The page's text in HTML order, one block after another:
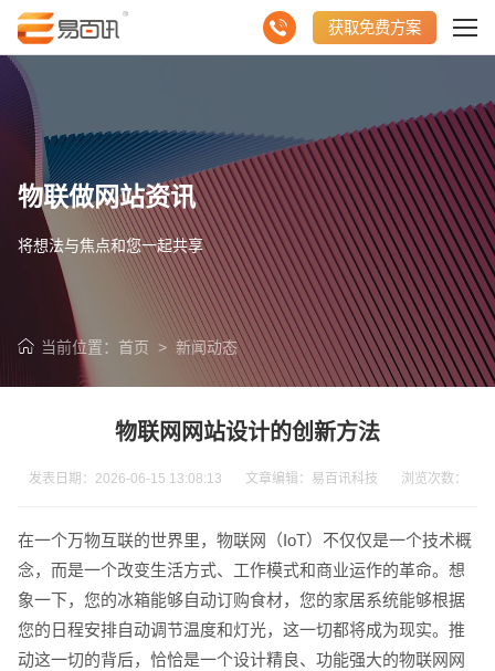
获取免费方案
物联做网站资讯
将想法与焦点和您一起共享
当前位置： 首页 > 新闻动态
物联网网站设计的创新方法
发表日期：2026-06-15 13:08:13 文章编辑：易百讯科技 浏览次数：
在一个万物互联的世界里，物联网（IoT）不仅仅是一个技术概
念，而是一个改变生活方式、工作模式和商业运作的革命。想
象一下，您的冰箱能够自动订购食材，您的家居系统能够根据
您的日程安排自动调节温度和灯光，这一切都将成为现实。推
动这一切的背后，恰恰是一个设计精良、功能强大的物联网网